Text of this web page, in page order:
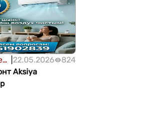
22.05.2026
824
Aksiya